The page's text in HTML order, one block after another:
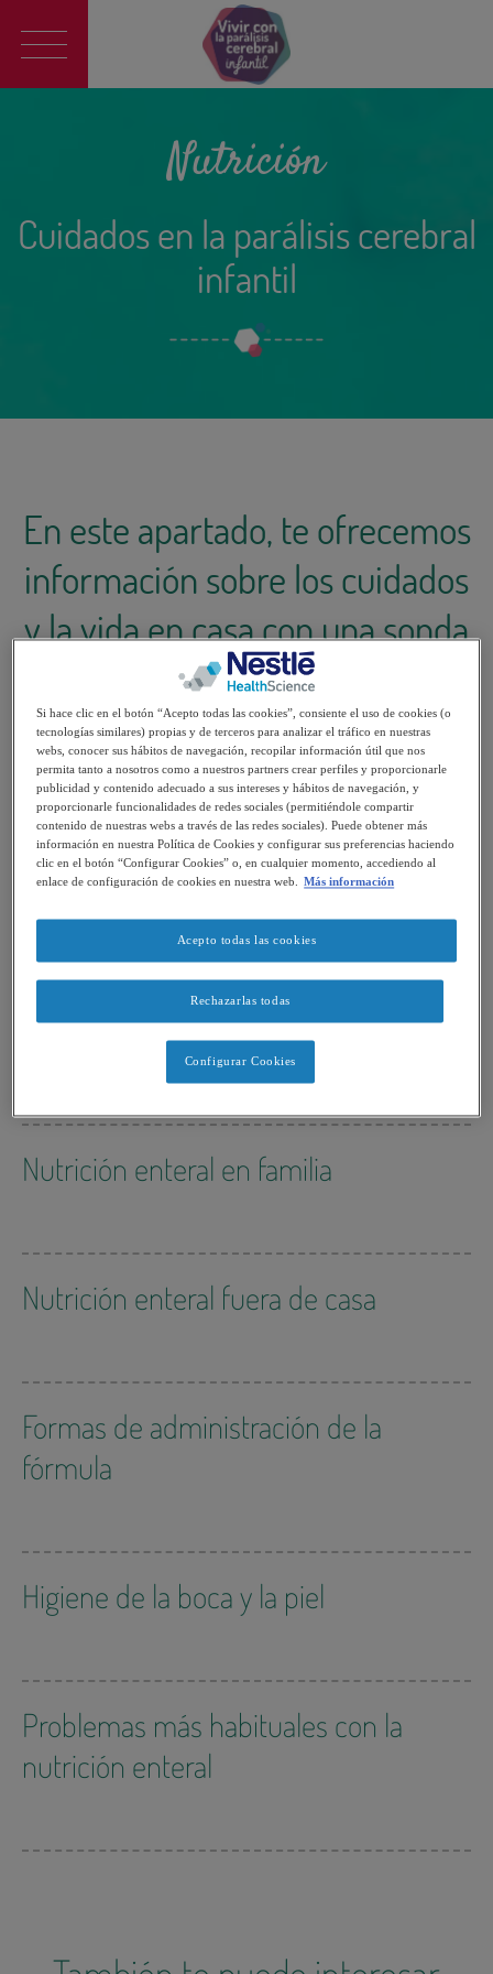
navigation
Nutrición
Cuidados en la parálisis cerebral
infantil
En este apartado, te ofrecemos
información sobre los cuidados
y la vida en casa con una sonda
de nutrición enteral.
Si te has planteado proporcionar una alimentación
enteral a tu hijo, o estás a punto de regresar a casa
después de una intervención para colocarle unasonda
de alimentación, seguramente tendrás muchas dudas
acerca de cómo afectará en vuestro día a día y qué
Ventajas de la nutrición enteral
para niños con PCI
Nutrición enteral en familia
Nutrición enteral fuera de casa
Formas de administración de la
fórmula
Higiene de la boca y la piel
Problemas más habituales con la
nutrición enteral
Si hace clic en el botón “Acepto todas las cookies”, consiente el uso de cookies (o
tecnologías similares) propias y de terceros para analizar el tráfico en nuestras
webs, conocer sus hábitos de navegación, recopilar información útil que nos
permita tanto a nosotros como a nuestros partners crear perfiles y proporcionarle
publicidad y contenido adecuado a sus intereses y hábitos de navegación, y
proporcionarle funcionalidades de redes sociales (permitiéndole compartir
contenido de nuestras webs a través de las redes sociales). Puede obtener más
información en nuestra Política de Cookies y configurar sus preferencias haciendo
clic en el botón “Configurar Cookies” o, en cualquier momento, accediendo al
enlace de configuración de cookies en nuestra web. Más información
Rechazarlas todas
Acepto todas las cookies
Configurar Cookies